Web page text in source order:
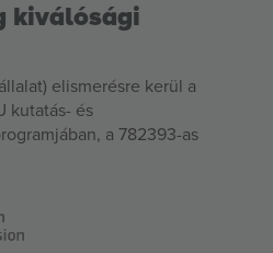
kiválósági
elismerésre kerül a
kutatás- és
a 782393-as